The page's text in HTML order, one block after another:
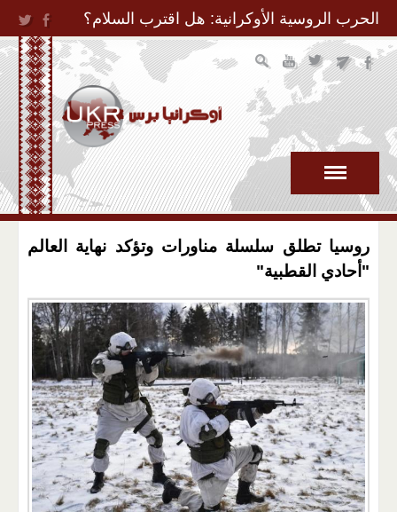
Jump to Navigation
الحرب الروسية الأوكرانية: هل اقترب السلام؟
روسيا تطلق سلسلة مناورات وتؤكد نهاية العالم
"أحادي القطبية"